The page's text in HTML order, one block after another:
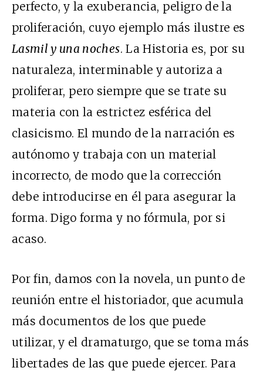
perfecto, y la exuberancia, peligro de la
proliferación, cuyo ejemplo más ilustre es
Lasmil y una noches. La Historia es, por su
naturaleza, interminable y autoriza a
proliferar, pero siempre que se trate su
materia con la estrictez esférica del
clasicismo. El mundo de la narración es
autónomo y trabaja con un material
incorrecto, de modo que la corrección
debe introducirse en él para asegurar la
forma. Digo forma y no fórmula, por si
acaso.
Por fin, damos con la novela, un punto de
reunión entre el historiador, que acumula
más documentos de los que puede
utilizar, y el dramaturgo, que se toma más
libertades de las que puede ejercer. Para